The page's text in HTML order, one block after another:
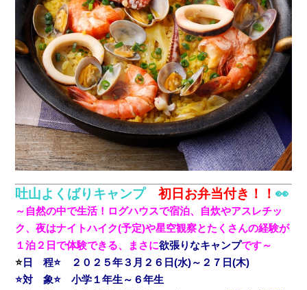
吐山よくばりキャンプ初日お弁当付き！！👀
～自然の中で生活！ログハウスで宿泊、自炊やアスレチッ
ク、夜はナイトハイク(予定)や星空観察とたくさんの経験が
１泊２日で体験できる、まさに欲張りなキャンプです～
⭐ 日 程⭐ ２０２５年３月２６日(水)～２７日(木)
⭐対 象⭐ 小学１年生～６年生